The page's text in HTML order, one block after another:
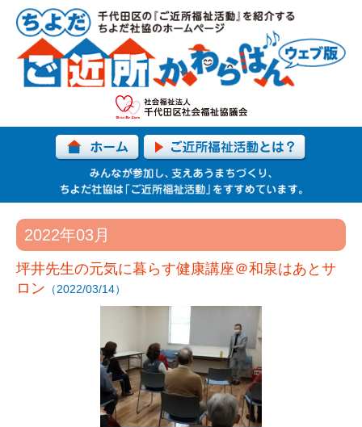
2022年03月
坪井先生の元気に暮らす健康講座＠和泉はあとサ
ロン （2022/03/14）